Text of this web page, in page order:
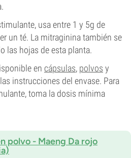
usa entre 1 y 5g de
un té. La mitraginina también se
las hojas de esta planta.
en cápsulas, polvos y
instrucciones del envase. Para
toma la dosis mínima
polvo - Maeng Da rojo